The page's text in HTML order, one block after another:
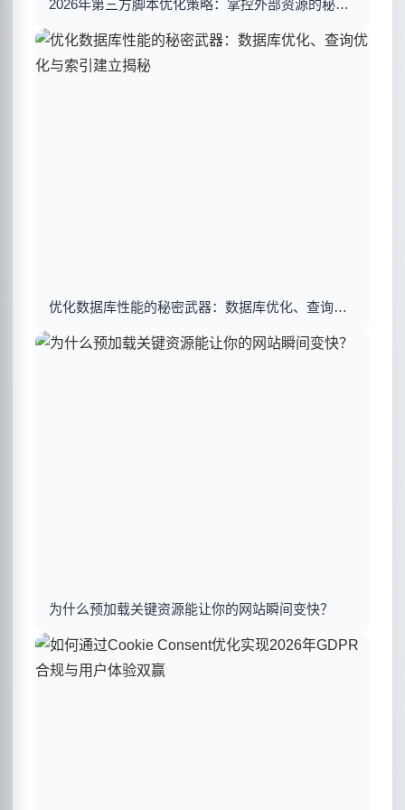
2026年第三方脚本优化策略：掌控外部资源的秘密武器
优化数据库性能的秘密武器：数据库优化、查询优化与索引建立揭秘
为什么预加载关键资源能让你的网站瞬间变快？